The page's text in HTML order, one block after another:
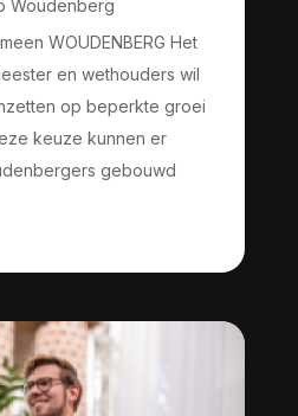
Woudenberg
WOUDENBERG Het
en wethouders wil
op beperkte groei
keuze kunnen er
gebouwd